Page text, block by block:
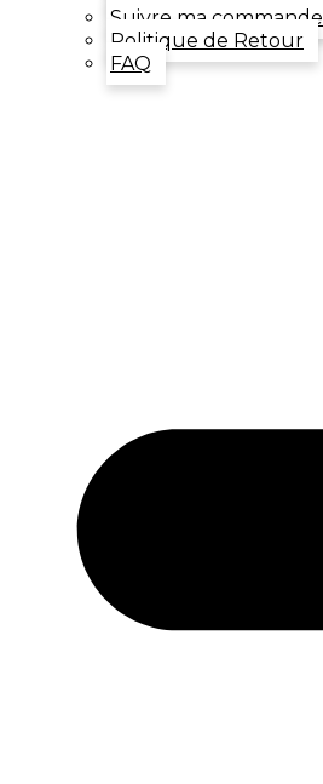
Suivre ma commande
Politique de Retour
FAQ